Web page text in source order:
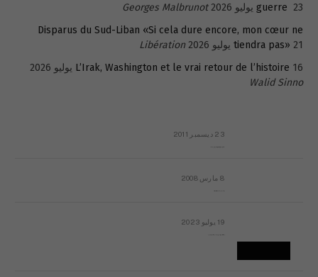
guerre 23 يوليو 2026
Georges Malbrunot
Disparus du Sud-Liban «Si cela dure encore, mon cœur ne
tiendra pas» 21 يوليو 2026
Libération
L’Irak, Washington et le vrai retour de l’histoire 16 يوليو 2026
Walid Sinno
23 ديسمبر 2011
8 مارس 2008
19 يوليو 2023